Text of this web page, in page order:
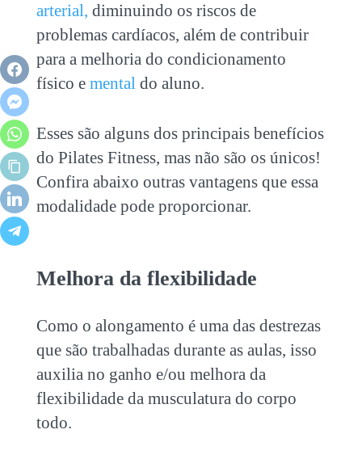
arterial, diminuindo os riscos de
problemas cardíacos, além de contribuir
para a melhoria do condicionamento
físico e mentaldo aluno.
Esses são alguns dos principais benefícios
do Pilates Fitness, mas não são os únicos!
Confira abaixo outras vantagens que essa
modalidade pode proporcionar.
Melhora da flexibilidade
Como o alongamento é uma das destrezas
que são trabalhadas durante as aulas, isso
auxilia no ganho e/ou melhora da
flexibilidade da musculatura do corpo
todo.